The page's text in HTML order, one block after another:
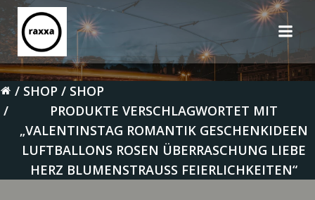
Inhalt
SHOP
SHOP
PRODUKTE VERSCHLAGWORTET MIT
„VALENTINSTAG ROMANTIK GESCHENKIDEEN
LUFTBALLONS ROSEN ÜBERRASCHUNG LIEBE
HERZ BLUMENSTRAUSS FEIERLICHKEITEN“